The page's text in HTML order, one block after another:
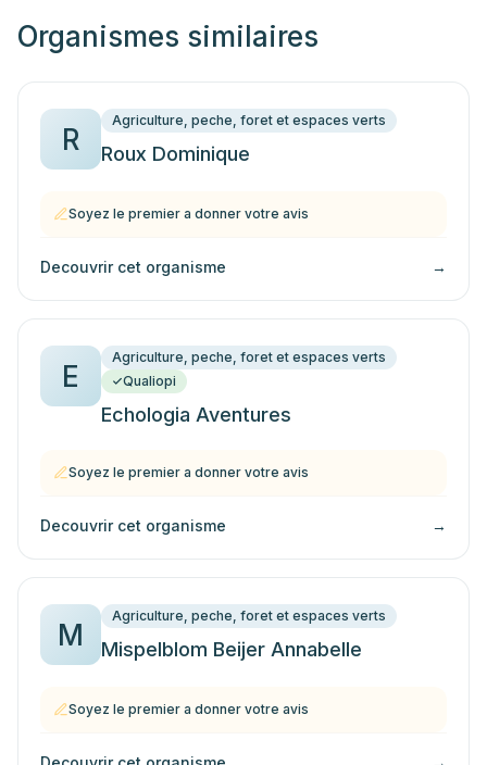
Organismes similaires
R
Agriculture, peche, foret et espaces verts
Roux Dominique
Soyez le premier a donner votre avis
Decouvrir cet organisme →
E
Agriculture, peche, foret et espaces verts
Qualiopi
Echologia Aventures
Soyez le premier a donner votre avis
Decouvrir cet organisme →
M
Agriculture, peche, foret et espaces verts
Mispelblom Beijer Annabelle
Soyez le premier a donner votre avis